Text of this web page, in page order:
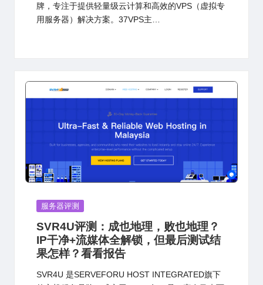
牌，专注于提供轻量级云计算和高效的VPS（虚拟专
用服务器）解决方案。37VPS主…
Posted
服务器评测
SVR4U评测：成也地理，败也地理？
IP干净+流媒体全解锁，但最后测试结
果怎样？看看报告
SVR4U 是SERVEFORU HOST INTEGRATED旗下